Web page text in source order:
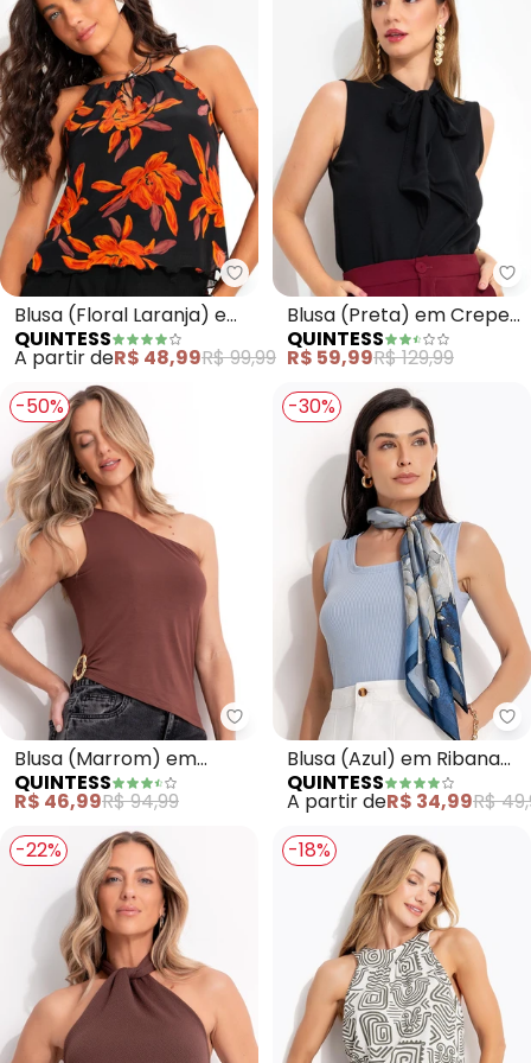
Quintess - Blusa (Floral
Blusa (Floral Laranja) em
Tule
QUINTESS
A partir deR$ 48,99R$ 99,99
Blusa (Preta) em Crepe
Plano
QUINTESS
R$ 59,99R$ 129,99
-50%
Quintess - Blusa (Marrom) em
Blusa (Marrom) em
Viscose com Elastano.
QUINTESS
R$ 46,99R$ 94,99
-30%
Blusa (Azul) em Ribana
Canelada
QUINTESS
A partir deR$ 34,99R$
-22%
-18%